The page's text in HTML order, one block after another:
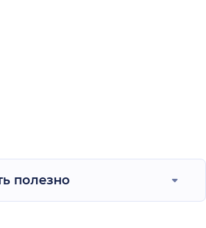
полезно